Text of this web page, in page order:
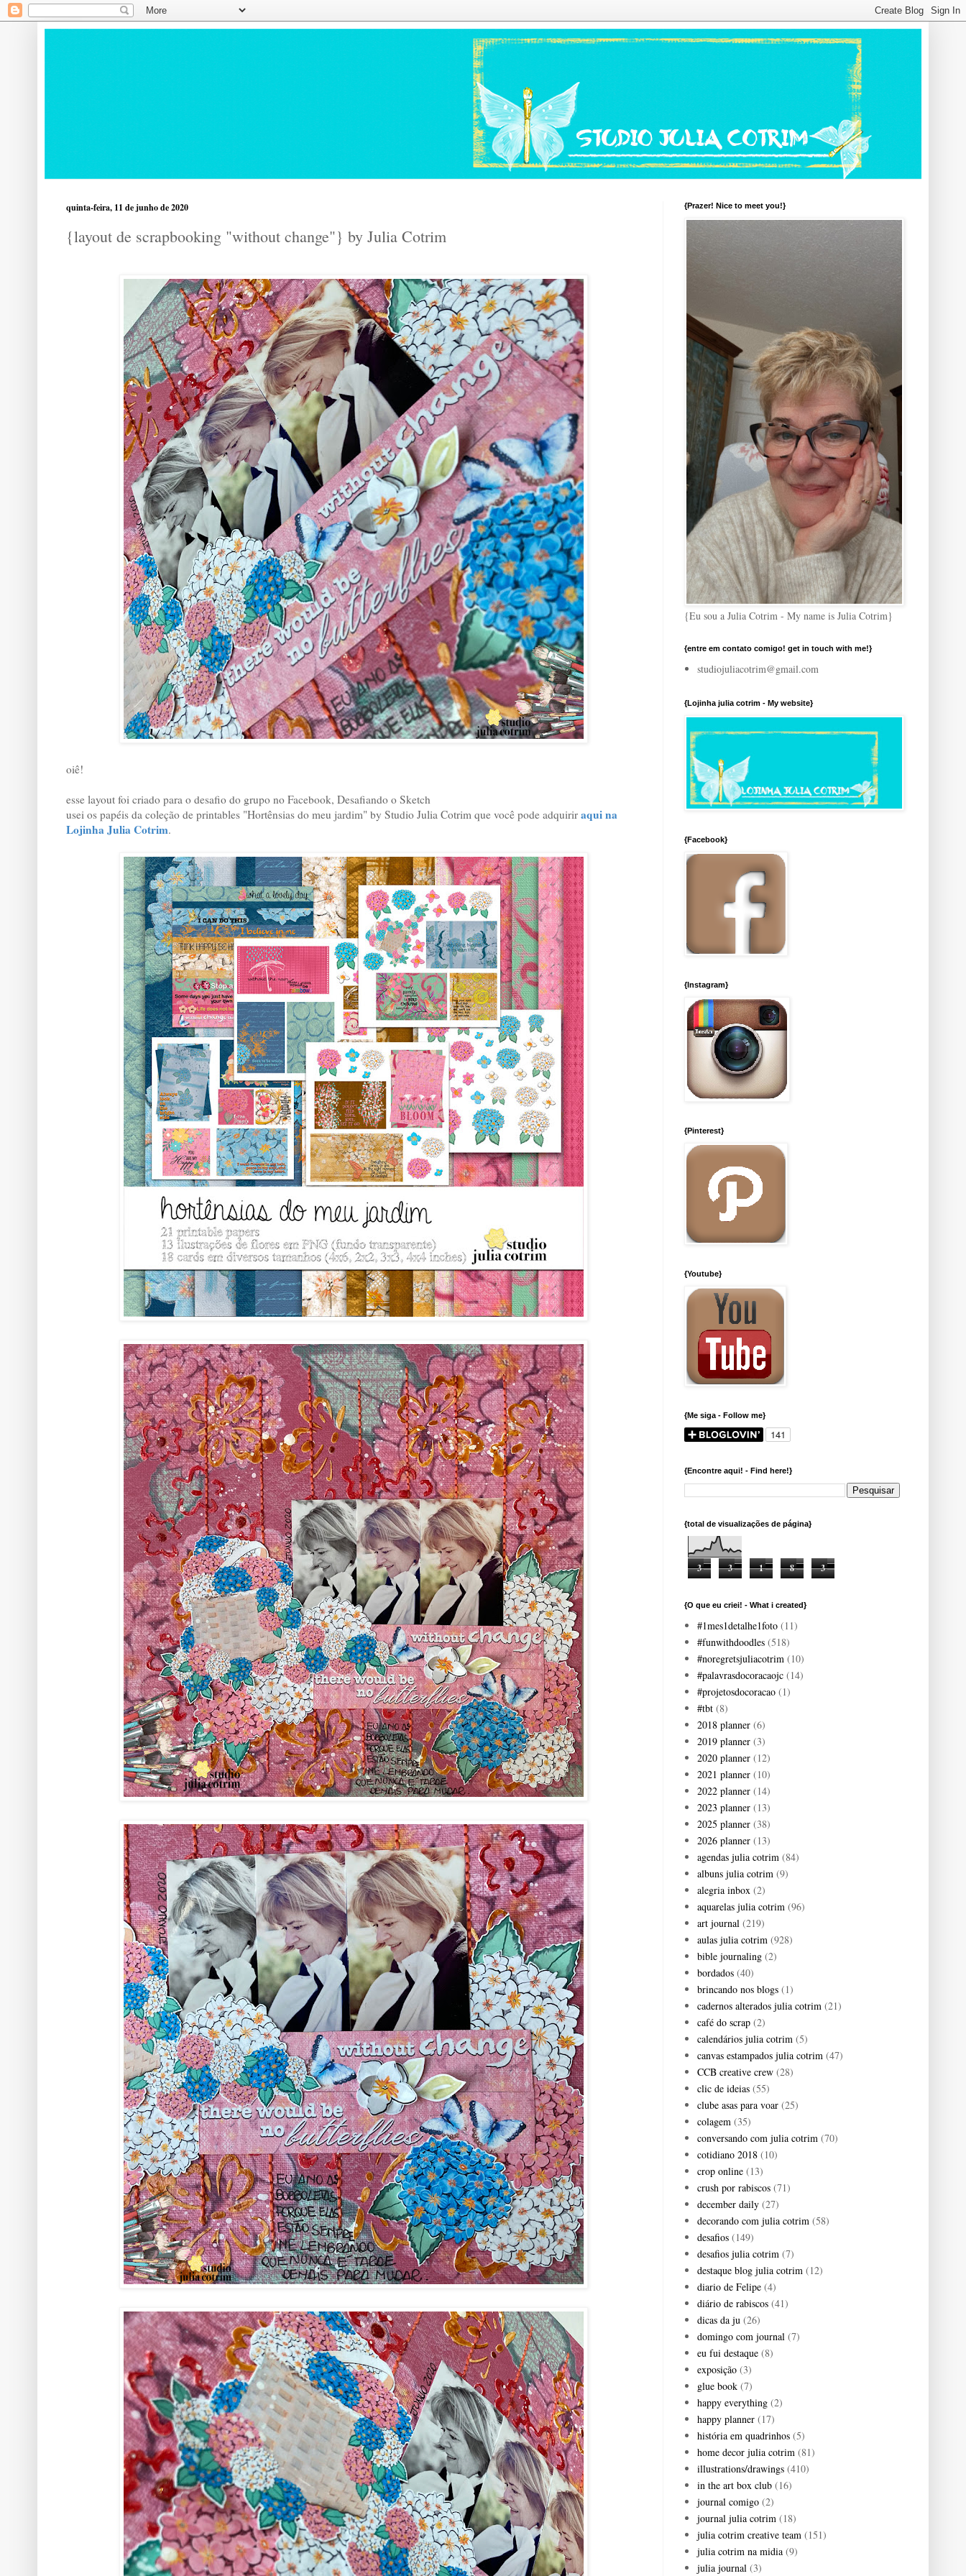
quinta-feira, 11 de junho de 2020
{layout de scrapbooking "without change"} by Julia Cotrim
oiê!
esse layout foi criado para o desafio do grupo no Facebook, Desafiando o Sketch
usei os papéis da coleção de printables "Hortênsias do meu jardim" by Studio Julia Cotrim que você pode adquirir aqui na
Lojinha Julia Cotrim.
{Prazer! Nice to meet you!}
{Eu sou a Julia Cotrim - My name is Julia Cotrim}
{entre em contato comigo! get in touch with me!}
studiojuliacotrim@gmail.com
{Lojinha julia cotrim - My website}
{Facebook}
{Instagram}
{Pinterest}
{Youtube}
{Me siga - Follow me}
{Encontre aqui! - Find here!}
{total de visualizações de página}
3 3 1 8 3
{O que eu criei! - What i created}
#1mes1detalhe1foto (11)
#funwithdoodles (518)
#noregretsjuliacotrim (10)
#palavrasdocoracaojc (14)
#projetosdocoracao (1)
#tbt (8)
2018 planner (6)
2019 planner (3)
2020 planner (12)
2021 planner (10)
2022 planner (14)
2023 planner (13)
2025 planner (38)
2026 planner (13)
agendas julia cotrim (84)
albuns julia cotrim (9)
alegria inbox (2)
aquarelas julia cotrim (96)
art journal (219)
aulas julia cotrim (928)
bible journaling (2)
bordados (40)
brincando nos blogs (1)
cadernos alterados julia cotrim (21)
café do scrap (2)
calendários julia cotrim (5)
canvas estampados julia cotrim (47)
CCB creative crew (28)
clic de ideias (55)
clube asas para voar (25)
colagem (35)
conversando com julia cotrim (70)
cotidiano 2018 (10)
crop online (13)
crush por rabiscos (71)
december daily (27)
decorando com julia cotrim (58)
desafios (149)
desafios julia cotrim (7)
destaque blog julia cotrim (12)
diario de Felipe (4)
diário de rabiscos (41)
dicas da ju (26)
domingo com journal (7)
eu fui destaque (8)
exposição (3)
glue book (7)
happy everything (2)
happy planner (17)
história em quadrinhos (5)
home decor julia cotrim (81)
illustrations/drawings (410)
in the art box club (16)
journal comigo (2)
journal julia cotrim (18)
julia cotrim creative team (151)
julia cotrim na midia (9)
julia journal (3)